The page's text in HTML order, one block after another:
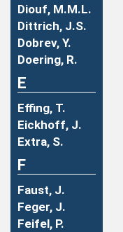
Diouf, M.M.L.
Dittrich, J.S.
Dobrev, Y.
Doering, R.
E
Effing, T.
Eickhoff, J.
Extra, S.
F
Faust, J.
Feger, J.
Feifel, P.